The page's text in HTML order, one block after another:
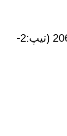
واشر سرسیلندر استاندارد پژو 206 (تیپ:2-